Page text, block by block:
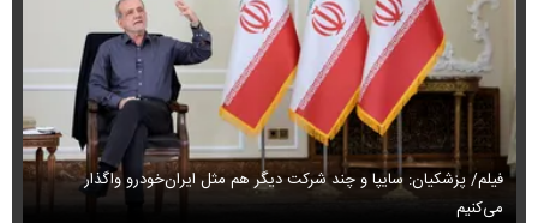
فیلم/ پزشکیان: سایپا و چند شرکت دیگر هم مثل ایران‌خودرو واگذار
می‌کنیم